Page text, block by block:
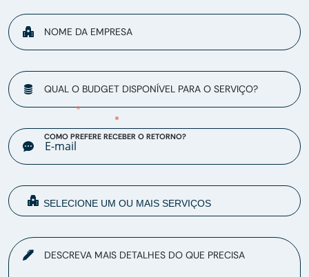
NOME DA EMPRESA
QUAL O BUDGET DISPONÍVEL PARA O SERVIÇO?
COMO PREFERE RECEBER O RETORNO?
DESCREVA MAIS DETALHES DO QUE PRECISA